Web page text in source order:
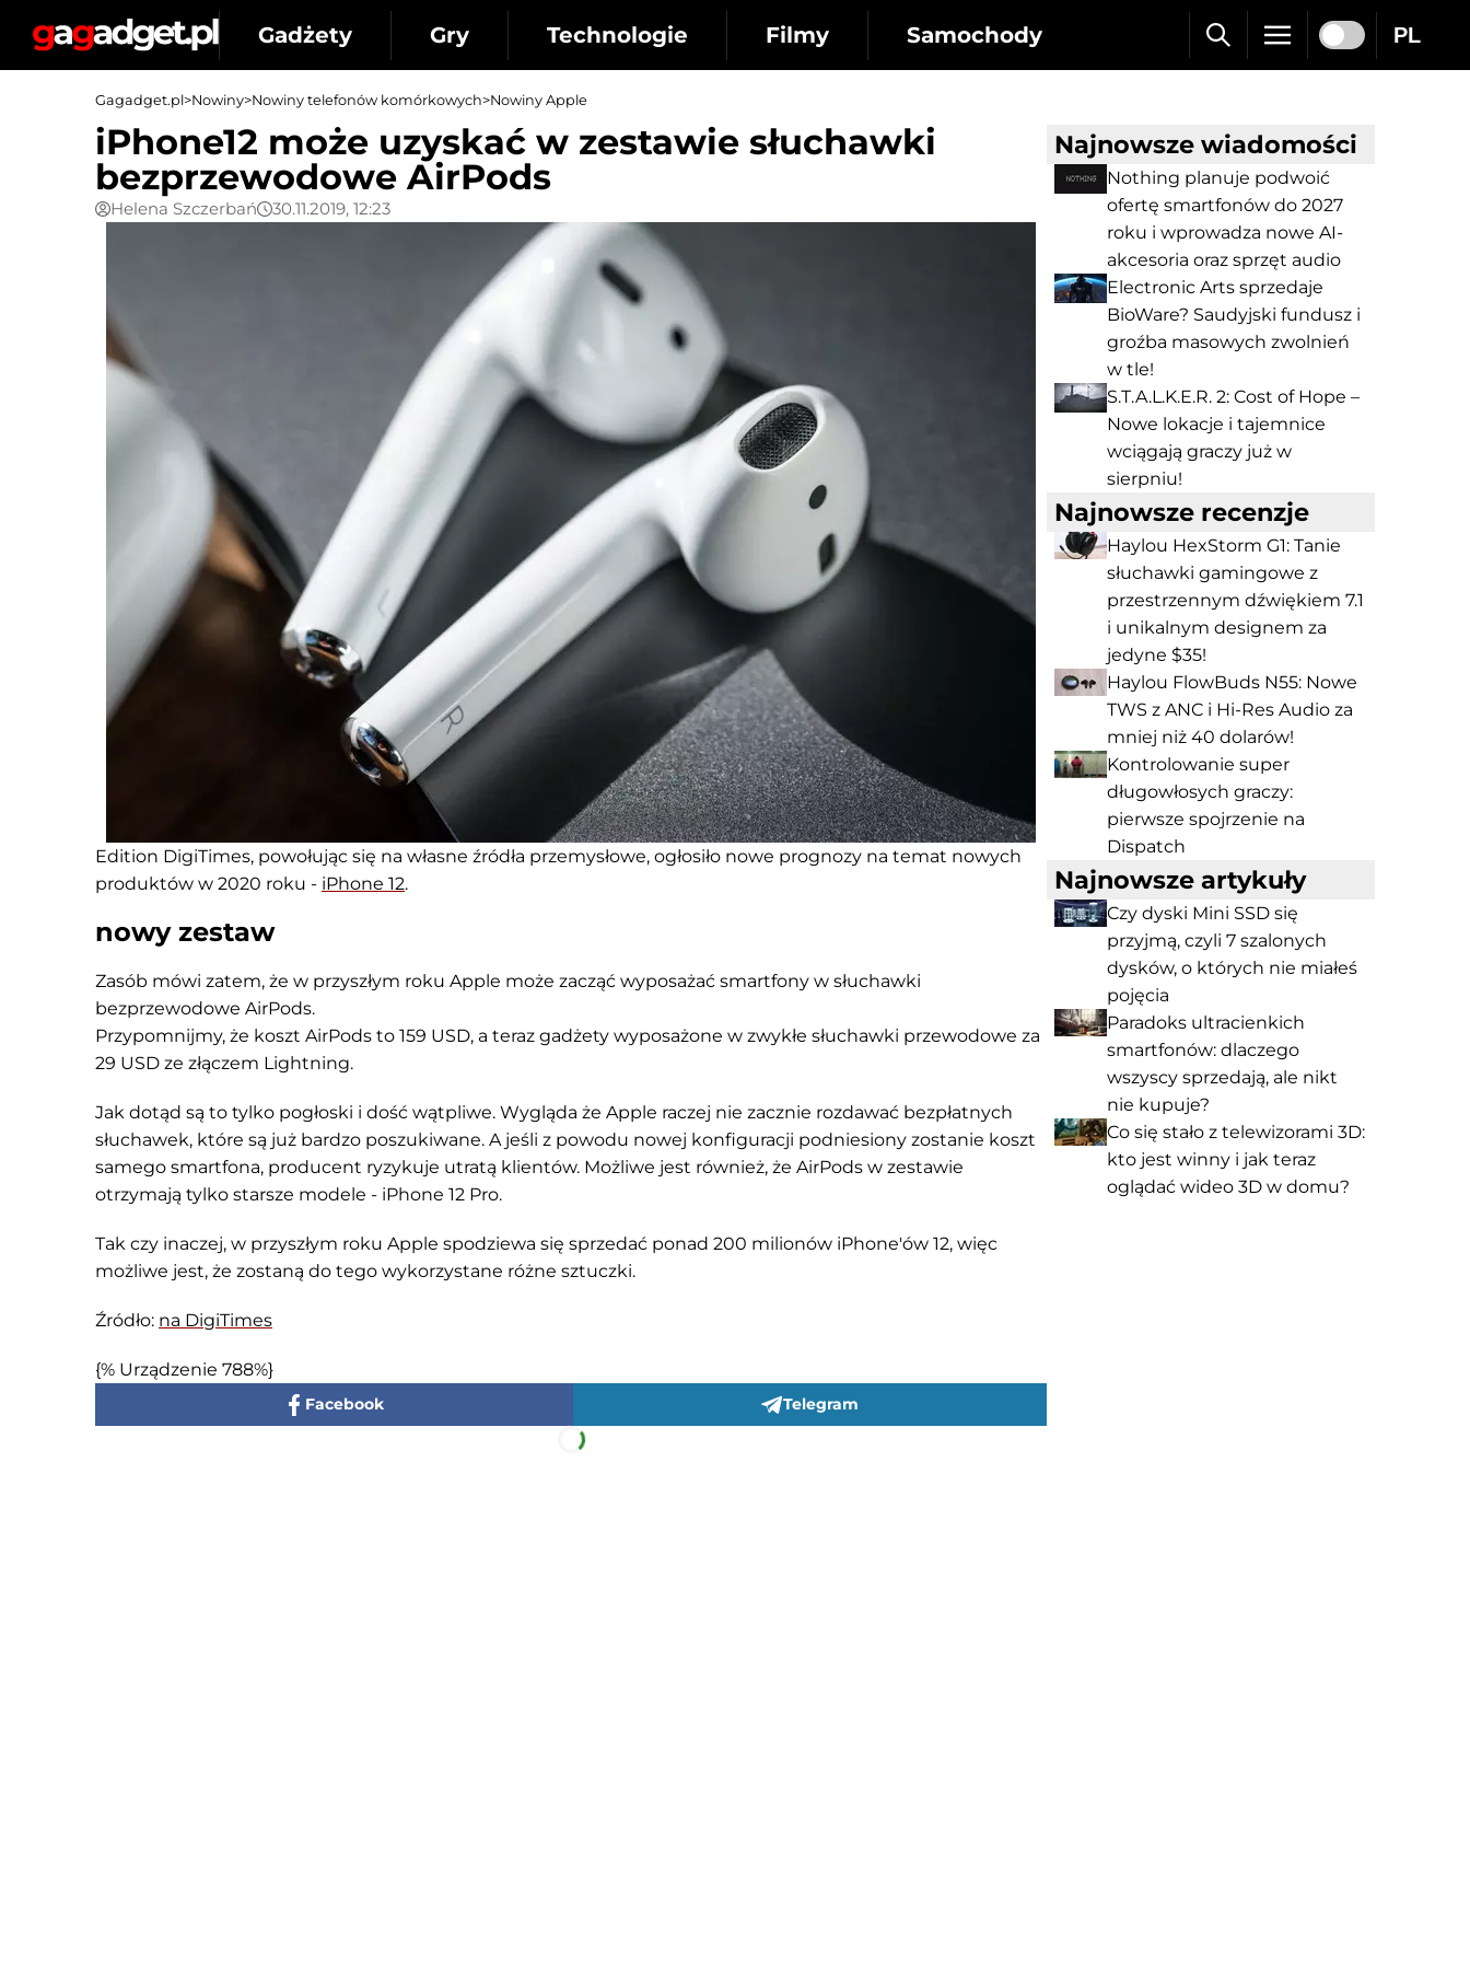
Gadżety Gry Technologie Filmy Samochody PL
Gagadget.pl>Nowiny>Nowiny telefonów komórkowych>Nowiny Apple
iPhone12 może uzyskać w zestawie słuchawki
bezprzewodowe AirPods
Helena Szczerbań 30.11.2019, 12:23
Edition DigiTimes, powołując się na własne źródła przemysłowe, ogłosiło nowe prognozy na temat nowych
produktów w 2020 roku - iPhone 12.
nowy zestaw
Zasób mówi zatem, że w przyszłym roku Apple może zacząć wyposażać smartfony w słuchawki
bezprzewodowe AirPods.
Przypomnijmy, że koszt AirPods to 159 USD, a teraz gadżety wyposażone w zwykłe słuchawki przewodowe za
29 USD ze złączem Lightning.
Jak dotąd są to tylko pogłoski i dość wątpliwe. Wygląda że Apple raczej nie zacznie rozdawać bezpłatnych
słuchawek, które są już bardzo poszukiwane. A jeśli z powodu nowej konfiguracji podniesiony zostanie koszt
samego smartfona, producent ryzykuje utratą klientów. Możliwe jest również, że AirPods w zestawie
otrzymają tylko starsze modele - iPhone 12 Pro.
Tak czy inaczej, w przyszłym roku Apple spodziewa się sprzedać ponad 200 milionów iPhone'ów 12, więc
możliwe jest, że zostaną do tego wykorzystane różne sztuczki.
Źródło: na DigiTimes
{% Urządzenie 788%}
Facebook Telegram
Najnowsze wiadomości
Nothing planuje podwoić
ofertę smartfonów do 2027
roku i wprowadza nowe AI-
akcesoria oraz sprzęt audio
Electronic Arts sprzedaje
BioWare? Saudyjski fundusz i
groźba masowych zwolnień
w tle!
S.T.A.L.K.E.R. 2: Cost of Hope –
Nowe lokacje i tajemnice
wciągają graczy już w
sierpniu!
Najnowsze recenzje
Haylou HexStorm G1: Tanie
słuchawki gamingowe z
przestrzennym dźwiękiem 7.1
i unikalnym designem za
jedyne $35!
Haylou FlowBuds N55: Nowe
TWS z ANC i Hi-Res Audio za
mniej niż 40 dolarów!
Kontrolowanie super
długowłosych graczy:
pierwsze spojrzenie na
Dispatch
Najnowsze artykuły
Czy dyski Mini SSD się
przyjmą, czyli 7 szalonych
dysków, o których nie miałeś
pojęcia
Paradoks ultracienkich
smartfonów: dlaczego
wszyscy sprzedają, ale nikt
nie kupuje?
Co się stało z telewizorami 3D:
kto jest winny i jak teraz
oglądać wideo 3D w domu?